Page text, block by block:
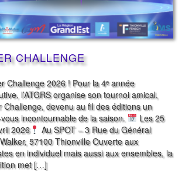
CHALLENGE
Challenge 2026 ! Pour la 4ᵉ année
l’ATGRS organise son tournoi amical,
Challenge, devenu au fil des éditions un
incontournable de la saison.
Les 25
2026
Au SPOT – 3 Rue du Général
57100 Thionville Ouverte aux
en individuel mais aussi aux ensembles, la
met […]